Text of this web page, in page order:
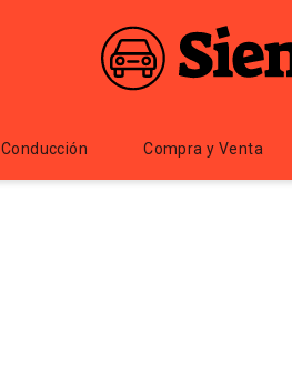
Conducción Compra y Venta